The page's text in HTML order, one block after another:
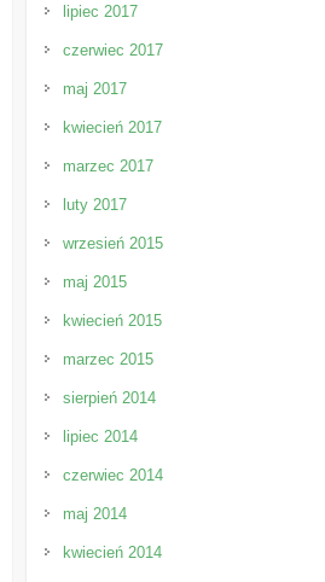
lipiec 2017
czerwiec 2017
maj 2017
kwiecień 2017
marzec 2017
luty 2017
wrzesień 2015
maj 2015
kwiecień 2015
marzec 2015
sierpień 2014
lipiec 2014
czerwiec 2014
maj 2014
kwiecień 2014